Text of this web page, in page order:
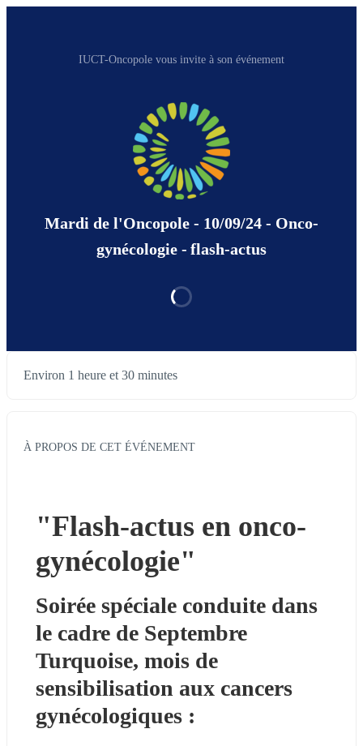
IUCT-Oncopole vous invite à son événement
Mardi de l'Oncopole - 10/09/24 - Onco-
gynécologie - flash-actus
Environ 1 heure et 30 minutes
À PROPOS DE CET ÉVÉNEMENT
"Flash-actus en onco-
gynécologie"
Soirée spéciale conduite dans
le cadre de Septembre
Turquoise, mois de
sensibilisation aux cancers
gynécologiques :